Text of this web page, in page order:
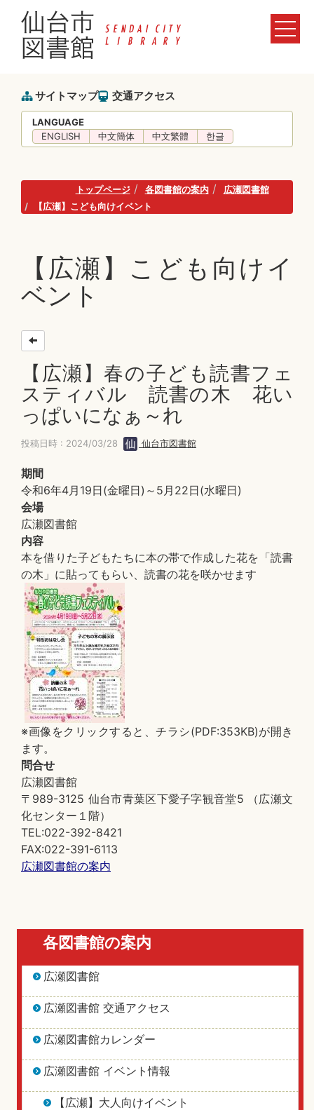
サイトマップ 交通アクセス
LANGUAGE
ENGLISH
中文簡体 中文繁體 한글
トップページ 各図書館の案内
広瀬図書館
【広瀬】こども向けイベント
【広瀬】こども向けイ
ベント
【広瀬】春の子ども読書フェ
スティバル 読書の木 花い
っぱいになぁ～れ
投稿日時 : 2024/03/28 仙台市図書館
期間
令和6年4月19日(金曜日)～5月22日(水曜日)
会場
広瀬図書館
内容
本を借りた子どもたちに本の帯で作成した花を「読書
の木」に貼ってもらい、読書の花を咲かせます
※画像をクリックすると、チラシ(PDF:353KB)が開き
ます。
問合せ
広瀬図書館
〒989-3125 仙台市青葉区下愛子字観音堂5 （広瀬文
化センター１階）
TEL:022-392-8421
FAX:022-391-6113
広瀬図書館の案内
各図書館の案内
広瀬図書館
広瀬図書館 交通アクセス
広瀬図書館カレンダー
広瀬図書館 イベント情報
【広瀬】大人向けイベント